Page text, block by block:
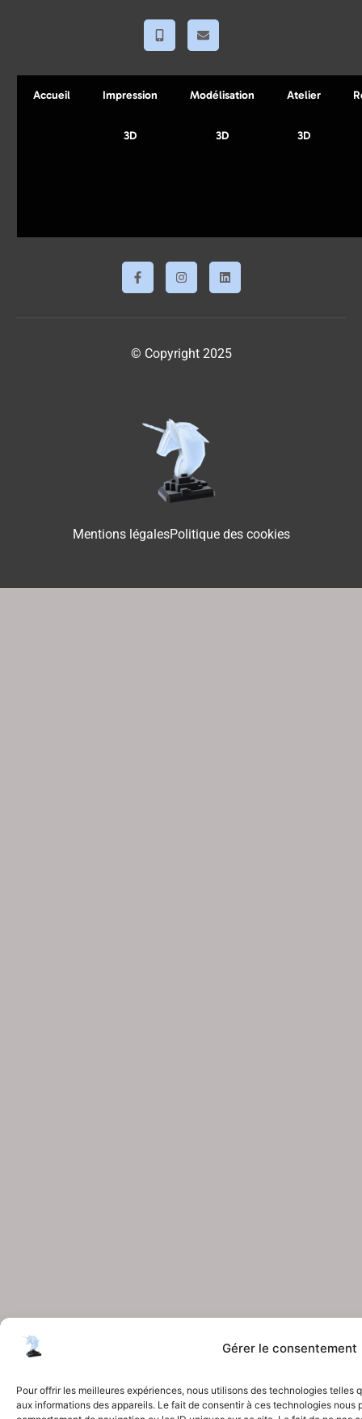
Gérer le consentement
Pour offrir les meilleures expériences, nous utilisons des technologies
aux informations des appareils. Le fait de consentir à ces technologies nous
Accueil Impression
3D
Modélisation
3D
Atelier
3D
© Copyright 2025
Mentions légalesPolitique des cookies